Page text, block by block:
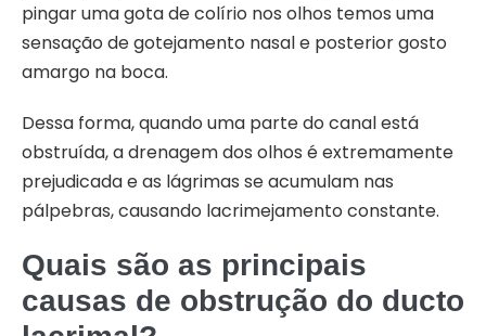
pingar uma gota de colírio nos olhos temos uma
sensação de gotejamento nasal e posterior gosto
amargo na boca.
Dessa forma, quando uma parte do canal está
obstruída, a drenagem dos olhos é extremamente
prejudicada e as lágrimas se acumulam nas
pálpebras, causando lacrimejamento constante.
Quais são as principais
causas de obstrução do ducto